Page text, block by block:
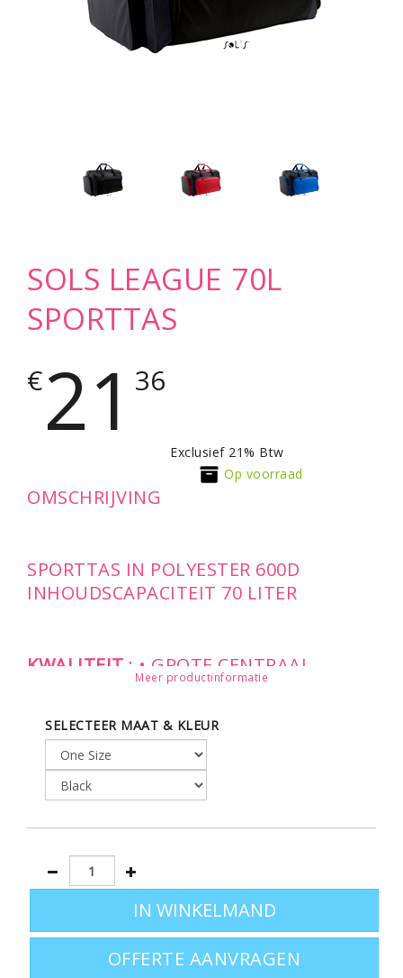
SOLS LEAGUE 70L
SPORTTAS
€21 36
Exclusief 21% Btw
Op voorraad
OMSCHRIJVING
SPORTTAS IN POLYESTER 600D
INHOUDSCAPACITEIT 70 LITER
KWALITEIT : • GROTE CENTRAAL
COMPARTIMENT MET HALFRONDE
RITSSLUITING - 2 ZIJKANTZAKKEN MET
RITSSLUITING - 1 VOORKANTZAK MET
RITSSLUITING - DRAAGRIEMEN MET
COMFORT - VERSTELBARE EN
AFNEEMBARE SCHOUDERRIEM
Afmetingen: 57x33x37cm
Meer productinformatie
SELECTEER MAAT & KLEUR
OFFERTE AANVRAGEN